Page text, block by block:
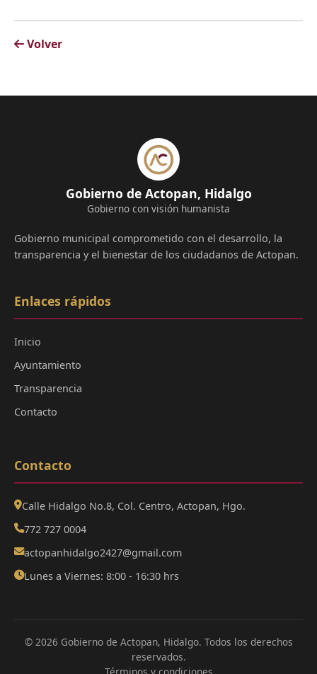
Volver
Gobierno de Actopan, Hidalgo
Gobierno con visión humanista
Gobierno municipal comprometido con el desarrollo, la
transparencia y el bienestar de los ciudadanos de Actopan.
Enlaces rápidos
Inicio
Ayuntamiento
Transparencia
Contacto
Contacto
Calle Hidalgo No.8, Col. Centro, Actopan, Hgo.
772 727 0004
actopanhidalgo2427@gmail.com
Lunes a Viernes: 8:00 - 16:30 hrs
© 2026 Gobierno de Actopan, Hidalgo. Todos los derechos
reservados.